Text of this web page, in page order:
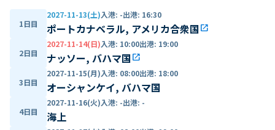
1日目
2027-11-13(土)入港: -出港: 16:30
ポートカナベラル, アメリカ合衆国open_in_new
2日目
2027-11-14(日)入港: 10:00出港: 19:00
ナッソー, バハマ国open_in_new
3日目
2027-11-15(月)入港: 08:00出港: 18:00
オーシャンケイ, バハマ国
4日目
2027-11-16(火)入港: -出港: -
海上